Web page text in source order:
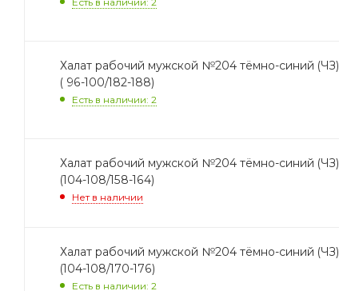
Халат рабочий мужской №204 тёмно-синий (ЧЗ)
( 96-100/182-188)
Есть в наличии: 2
Халат рабочий мужской №204 тёмно-синий (ЧЗ)
(104-108/158-164)
Нет в наличии
Халат рабочий мужской №204 тёмно-синий (ЧЗ)
(104-108/170-176)
Есть в наличии: 2